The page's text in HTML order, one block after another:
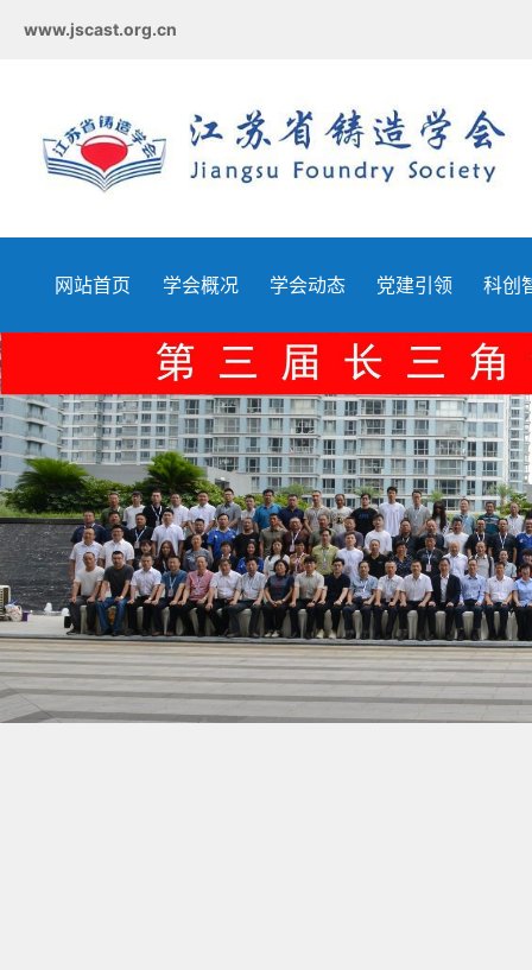
www.jscast.org.cn
网站首页 学会概况 学会动态 党建引领 科创